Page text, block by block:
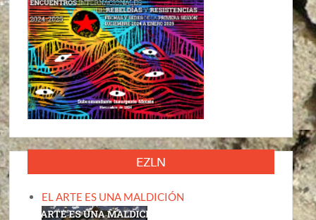
EZLN
EL ARTE ES UNA MALDICIÓN